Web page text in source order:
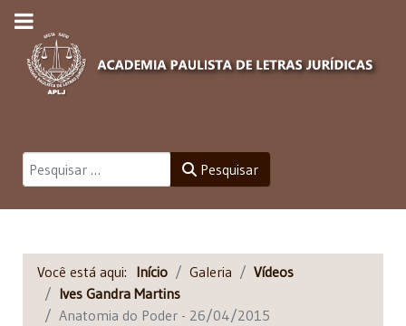
Pesquisar Pesquisar
Você está aqui: Início Galeria
Vídeos
Ives Gandra Martins
Anatomia do Poder - 26/04/2015